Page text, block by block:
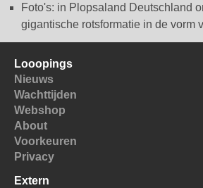
Foto's: in Plopsaland Deutschland
gigantische rotsformatie in de vorm
Looopings
Nieuws
Wachttijden
Webshop
About
Voorkeuren
Privacy
Extern